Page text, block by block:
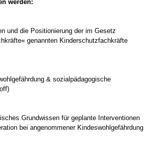
werden:
und die Positionierung der im Gesetz
genannten Kinderschutzfachkräfte
& sozialpädagogische
Grundwissen für geplante Interventionen
bei angenommener Kindeswohlgefährdung